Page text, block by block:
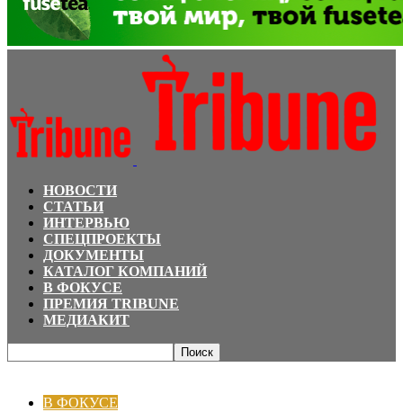
НОВОСТИ
СТАТЬИ
ИНТЕРВЬЮ
СПЕЦПРОЕКТЫ
ДОКУМЕНТЫ
КАТАЛОГ КОМПАНИЙ
В ФОКУСЕ
ПРЕМИЯ TRIBUNE
МЕДИАКИТ
В ФОКУСЕ